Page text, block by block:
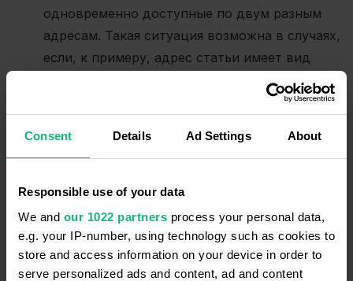
Consent Details Ad Settings About
Responsible use of your data
We and our 1022 partners process your personal data,
e.g. your IP-number, using technology such as cookies to
store and access information on your device in order to
serve personalized ads and content, ad and content
одновременно доступные по двум разным
адресам. Такая ситуация возможна в случаях,
если, к примеру, адрес статьи имеет вид
, а на деле она
одновременно относится к категориям
Зайти в Google Search Console и выяснить, не
сайте.
Проверить сайт на наличие дублей с
помощью поисковых операторов Google. При
помощи оператораsite:example.com вы
ограничиваете поиск исключительно